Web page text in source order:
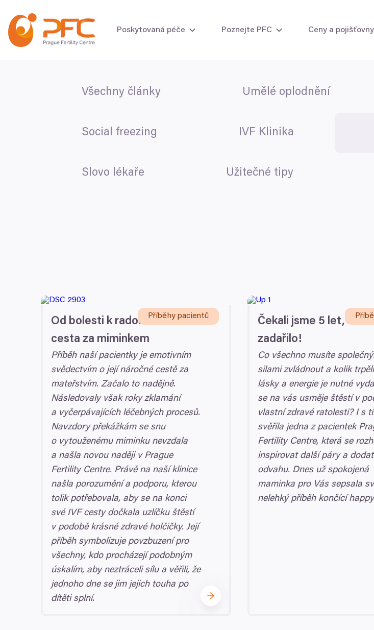
Poskytovaná péče
Vyšetření plodnosti žen
Intrauterinní inseminace
IVF s vlastními i darovanými
Poznejte PFC Ceny a pojišťovny
Všechny články Umělé oplodnění
Social freezing IVF Klinika
Slovo lékaře Užitečné tipy
Příběhy pacientů
Od bolesti k radosti: Dlouhá
cesta za miminkem
Příběh naší pacientky je emotivním
svědectvím o její náročné cestě za
mateřstvím. Začalo to nadějně.
Následovaly však roky zklamání
a vyčerpávajících léčebných procesů.
Navzdory překážkám se snu
o vytouženému miminku nevzdala
a našla novou naději v Prague
Fertility Centre. Právě na naší klinice
našla porozumění a podporu, kterou
tolik potřebovala, aby se na konci
své IVFcesty dočkala uzlíčku štěstí
v podobě krásné zdravé holčičky. Její
příběh symbolizuje povzbuzení pro
všechny, kdo procházejí podobným
úskalím, aby neztráceli sílu a věřili, že
jednoho dne se jim jejich touha po
dítěti splní.
Čekali jsme 5 let,
zadařilo!
Co všechno musíte
silami zvládnout a kolik
lásky a energie je nutné
se na vás usměje štěstí v
vlastní zdravé ratolesti? I s
svěřila jedna z pacientek
Fertility Centre, která se
inspirovat další páry a
odvahu. Dnes už spokojená
maminka pro Vás sepsala
nelehký příběh končící